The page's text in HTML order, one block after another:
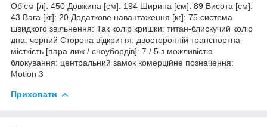
Об’єм [л]: 450 Довжина [см]: 194 Ширина [см]: 89 Висота [см]:
43 Вага [кг]: 20 Додаткове навантаження [кг]: 75 система
швидкого звільнення: Так колір кришки: титан-блискучий колір
дна: чорний Сторона відкриття: двосторонній транспортна
місткість [пара лиж / сноубордів]: 7 / 5 з можливістю
блокування: центральний замок комерційне позначення:
Motion 3
Приховати